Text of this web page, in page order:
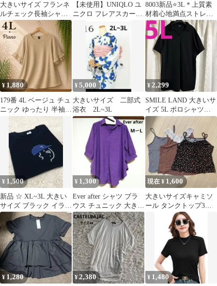
大きいサイズ フランネ
ルチェック長袖シャツ
茶系 3L 新品
【未使用】UNIQLO ユ
ニクロ フレアスカート
8003新品⭐️3L＊上質素
材着心地満点ストレッ
チAラインチュニック
大きいサイズ
¥ 1,880
179番 4L ベージュ チュ
ニック ゆったり 半袖
¥5,000
大きいサイズ 二部式
浴衣 2L~3L
¥2,299
SMILE LAND 大きいサ
イズ 5L ポロシャツ・
カットソー・チュニッ
ク・黒
¥ 1,500
新品 ☆ XL~3L 大きい
サイズ ブラック イラス
トTシャツ
¥ 1,300
Ever after シャツ ブラ
ウス チュニック 大きい
サイズ ゆったりめ
現在 ¥ 1,600
大きいサイズキャミソ
ール タンクトップ3枚
セット まとめ売り
¥ 1,280 ¥2,380 ¥ 1,480